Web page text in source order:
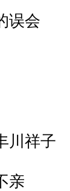
误会
川祥子
亲